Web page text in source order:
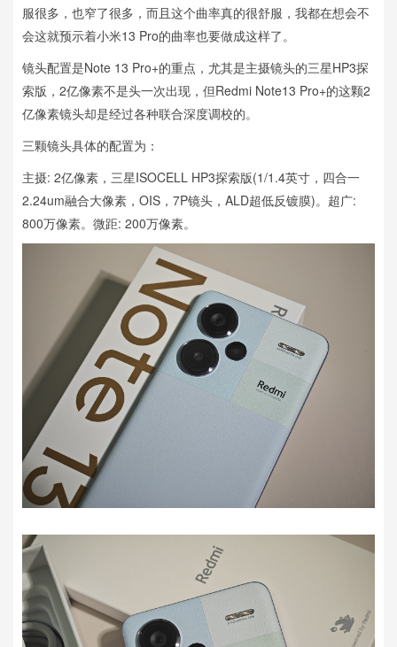
服很多，也窄了很多，而且这个曲率真的很舒服，我都在想会不
会这就预示着小米13 Pro的曲率也要做成这样了。
镜头配置是Note 13 Pro+的重点，尤其是主摄镜头的三星HP3探
索版，2亿像素不是头一次出现，但Redmi Note13 Pro+的这颗2
亿像素镜头却是经过各种联合深度调校的。
三颗镜头具体的配置为：
主摄: 2亿像素，三星ISOCELL HP3探索版(1/1.4英寸，四合一
2.24um融合大像素，OIS，7P镜头，ALD超低反镀膜)。超广:
800万像素。微距: 200万像素。